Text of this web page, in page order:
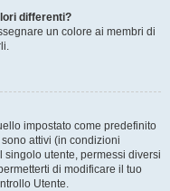
differenti?
un colore ai membri di
impostato come predefinito
attivi (in condizioni
singolo utente, permessi diversi
di modificare il tuo
Utente.